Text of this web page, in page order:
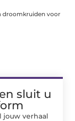
droomkruiden voor
sluit u
jouw verhaal